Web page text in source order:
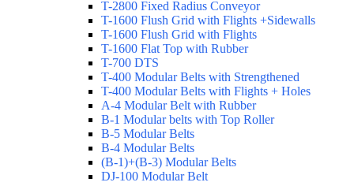
T-2800 Fixed Radius Conveyor
T-1600 Flush Grid with Flights +Sidewalls
T-1600 Flush Grid with Flights
T-1600 Flat Top with Rubber
T-700 DTS
T-400 Modular Belts with Strengthened
T-400 Modular Belts with Flights + Holes
A-4 Modular Belt with Rubber
B-1 Modular belts with Top Roller
B-5 Modular Belts
B-4 Modular Belts
(B-1)+(B-3) Modular Belts
DJ-100 Modular Belt